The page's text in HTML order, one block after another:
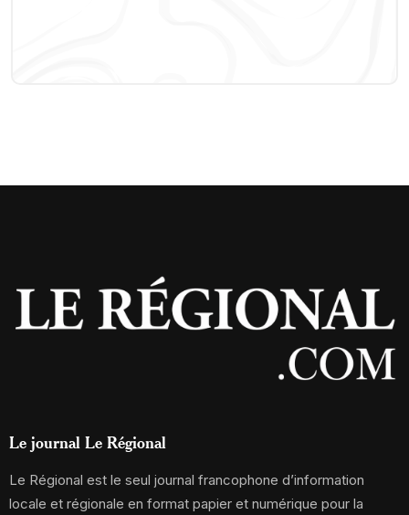
Le journal Le Régional
Le Régional est le seul journal francophone d’information
locale et régionale en format papier et numérique pour la